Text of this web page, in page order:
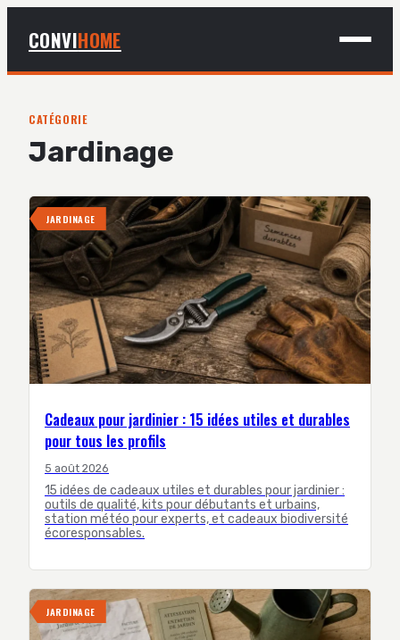
CONVIHOME
MAISON
BRICOLAGE
JARDINAGE
CATÉGORIE
Jardinage
JARDINAGE
Cadeaux pour jardinier : 15 idées utiles et durables
pour tous les profils
5 août 2026
15 idées de cadeaux utiles et durables pour jardinier :
outils de qualité, kits pour débutants et urbains,
station météo pour experts, et cadeaux biodiversité
écoresponsables.
JARDINAGE